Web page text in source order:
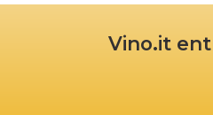
Vino.it